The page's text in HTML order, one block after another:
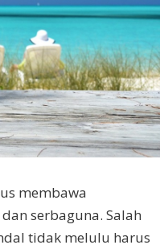
membawa
serbaguna. Salah
tidak melulu harus